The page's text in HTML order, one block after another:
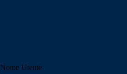
Nome Utente